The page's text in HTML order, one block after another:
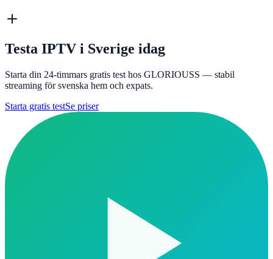
Testa IPTV i Sverige idag
Starta din 24-timmars gratis test hos GLORIOUSS — stabil
streaming för svenska hem och expats.
Starta gratis testSe priser